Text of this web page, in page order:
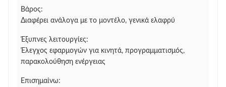
Βάρος:
Διαφέρει ανάλογα με το μοντέλο, γενικά ελαφρύ
Έξυπνες λειτουργίες:
Έλεγχος εφαρμογών για κινητά, προγραμματισμός,
παρακολούθηση ενέργειας
Επισημαίνω: